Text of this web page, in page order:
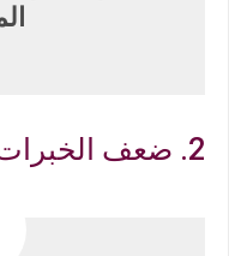
2. ضعف الخبرات